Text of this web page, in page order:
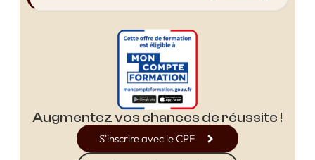
Augmentez vos chances de réussite !
S'inscrire avec le CPF